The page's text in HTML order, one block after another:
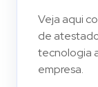
Veja aqui
de
tecnologia
empresa.